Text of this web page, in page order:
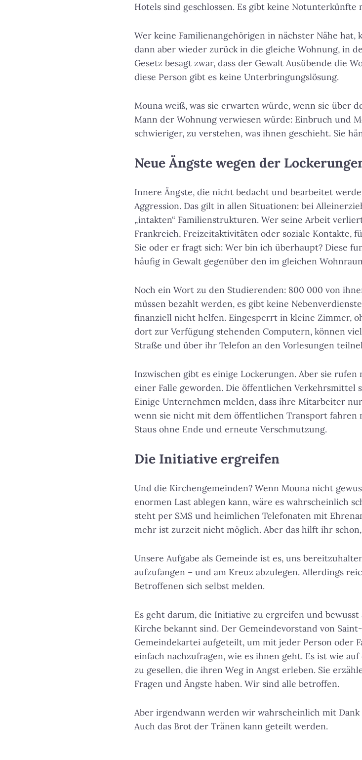
Hotels sind geschlossen. Es gibt keine Notunterkünfte
Wer keine Familienangehörigen in nächster Nähe hat,
dann aber wieder zurück in die gleiche Wohnung, in
Gesetz besagt zwar, dass der Gewalt Ausübende die
diese Person gibt es keine Unterbringungslösung.
Mouna weiß, was sie erwarten würde, wenn sie über
Mann der Wohnung verwiesen würde: Einbruch und
schwieriger, zu verstehen, was ihnen geschieht. Sie
Neue Ängste wegen der
Innere Ängste, die nicht bedacht und bearbeitet
Aggression. Das gilt in allen Situationen: bei
„intakten“ Familienstrukturen. Wer seine Arbeit
Frankreich, Freizeitaktivitäten oder soziale Kontakte,
Sie oder er fragt sich: Wer bin ich überhaupt? Diese
häufig in Gewalt gegenüber den im gleichen
Noch ein Wort zu den Studierenden: 800 000 von
müssen bezahlt werden, es gibt keine
finanziell nicht helfen. Eingesperrt in kleine Zimmer,
dort zur Verfügung stehenden Computern, können
Straße und über ihr Telefon an den Vorlesungen
Inzwischen gibt es einige Lockerungen. Aber sie
einer Falle geworden. Die öffentlichen Verkehrsmittel
Einige Unternehmen melden, dass ihre Mitarbeiter
wenn sie nicht mit dem öffentlichen Transport fahren
Staus ohne Ende und erneute Verschmutzung.
Die Initiative ergreifen
Und die Kirchengemeinden? Wenn Mouna nicht
enormen Last ablegen kann, wäre es wahrscheinlich
steht per SMS und heimlichen Telefonaten mit
mehr ist zurzeit nicht möglich. Aber das hilft ihr
Unsere Aufgabe als Gemeinde ist es, uns
aufzufangen – und am Kreuz abzulegen. Allerdings
Betroffenen sich selbst melden.
Es geht darum, die Initiative zu ergreifen und
Kirche bekannt sind. Der Gemeindevorstand von
Gemeindekartei aufgeteilt, um mit jeder Person oder
einfach nachzufragen, wie es ihnen geht. Es ist wie
zu gesellen, die ihren Weg in Angst erleben. Sie
Fragen und Ängste haben. Wir sind alle betroffen.
Aber irgendwann werden wir wahrscheinlich mit
Auch das Brot der Tränen kann geteilt werden.